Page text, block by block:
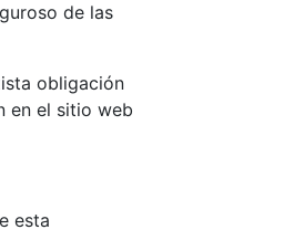
de las
obligación
en el sitio web
esta